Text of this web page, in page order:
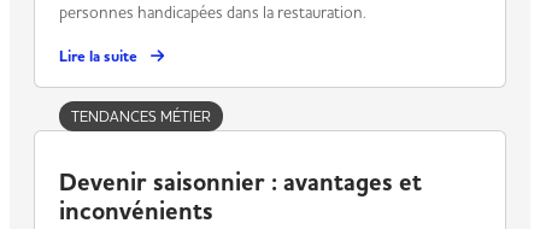
personnes handicapées dans la restauration.
Lire la suite
TENDANCES MÉTIER
Devenir saisonnier : avantages et
inconvénients